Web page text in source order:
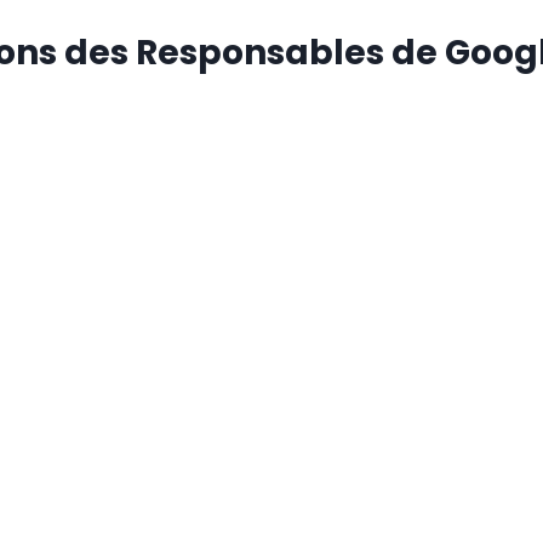
des Responsables de